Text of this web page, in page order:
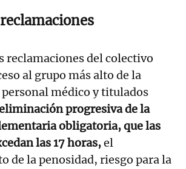
reclamaciones del colectivo
al grupo más alto de la
médico y titulados
progresiva de la
obligatoria, que las
las 17 horas,el
de la penosidad, riesgo para la